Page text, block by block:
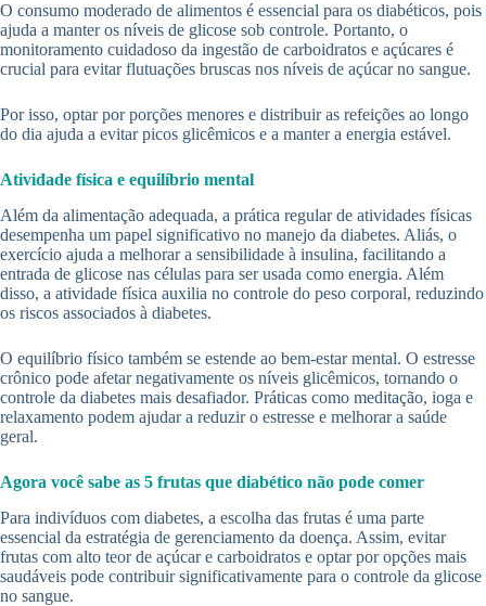
O consumo moderado de alimentos é essencial para os diabéticos, pois
ajuda a manter os níveis de glicose sob controle. Portanto, o
monitoramento cuidadoso da ingestão de carboidratos e açúcares é
crucial para evitar flutuações bruscas nos níveis de açúcar no sangue.
Por isso, optar por porções menores e distribuir as refeições ao longo
do dia ajuda a evitar picos glicêmicos e a manter a energia estável.
Atividade física e equilíbrio mental
Além da alimentação adequada, a prática regular de atividades físicas
desempenha um papel significativo no manejo da diabetes. Aliás, o
exercício ajuda a melhorar a sensibilidade à insulina, facilitando a
entrada de glicose nas células para ser usada como energia. Além
disso, a atividade física auxilia no controle do peso corporal, reduzindo
os riscos associados à diabetes.
O equilíbrio físico também se estende ao bem-estar mental. O estresse
crônico pode afetar negativamente os níveis glicêmicos, tornando o
controle da diabetes mais desafiador. Práticas como meditação, ioga e
relaxamento podem ajudar a reduzir o estresse e melhorar a saúde
geral.
Agora você sabe as 5 frutas que diabético não pode comer
Para indivíduos com diabetes, a escolha das frutas é uma parte
essencial da estratégia de gerenciamento da doença. Assim, evitar
frutas com alto teor de açúcar e carboidratos e optar por opções mais
saudáveis ​​pode contribuir significativamente para o controle da glicose
no sangue.